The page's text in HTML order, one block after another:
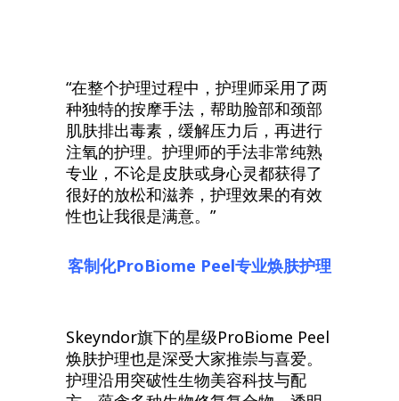
“在整个护理过程中，护理师采用了两
种独特的按摩手法，帮助脸部和颈部
肌肤排出毒素，缓解压力后，再进行
注氧的护理。护理师的手法非常纯熟
专业，不论是皮肤或身心灵都获得了
很好的放松和滋养，护理效果的有效
性也让我很是满意。”
客制化ProBiome Peel专业焕肤护理
Skeyndor旗下的星级ProBiome Peel
焕肤护理也是深受大家推崇与喜爱。
护理沿用突破性生物美容科技与配